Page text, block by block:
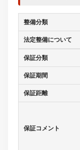
整備分類
法定整備について
保証分類
保証期間
保証距離
保証コメント